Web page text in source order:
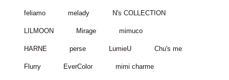
feliamo melady N's COLLECTION
LILMOON Mirage mimuco
HARNE perse LumieU Chu's me
Flurry EverColor mimi charme